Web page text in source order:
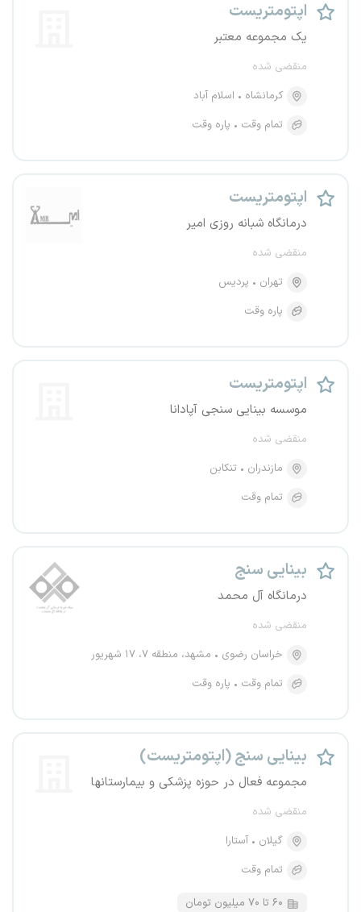
اپتومتریست
یک مجموعه معتبر
منقضی شده
کرمانشاه
اسلام آباد
تمام وقت
پاره وقت
اپتومتریست
درمانگاه شبانه روزی امیر
منقضی شده
تهران
پردیس
پاره وقت
اپتومتریست
موسسه بینایی سنجی آپادانا
منقضی شده
مازندران
تنکابن
تمام وقت
بینایی سنج
درمانگاه آل محمد
منقضی شده
خراسان رضوی
مشهد، منطقه ۷، ۱۷ شهریور
تمام وقت
پاره وقت
بینایی سنج (اپتومتریست)
مجموعه فعال در حوزه پزشکی و بیمارستانها
منقضی شده
گیلان
آستارا
تمام وقت
۶۰ تا ۷۰ میلیون تومان